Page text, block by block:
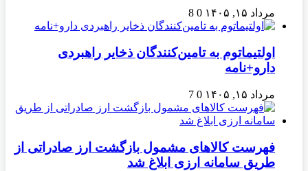
مرداد ۱۵, ۱۴۰۵ 0
8
اولتیماتوم به تامین‌کنندگان ذخایر راهبردی
دارو+نامه
مرداد ۱۵, ۱۴۰۵ 0
7
فهرست کالاهای مشمول بازگشت ارز صادراتی از
طریق سامانه ارزی ابلاغ شد